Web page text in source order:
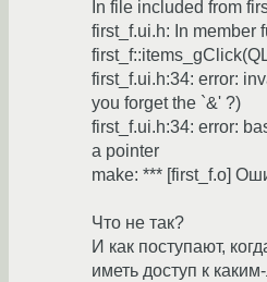
In file included from
first_f.ui.h: In member
first_f.ui.h:34: error:
you forget the `&' ?)
first_f.ui.h:34: error:
a pointer
make: *** [first_f.o]
Что не так?
И как поступают,
иметь доступ к